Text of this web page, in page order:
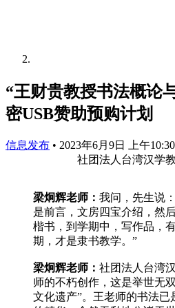
“王财贵教授书法概论
密USB赞助预购计划
信息发布 • 2023年6月9日 上午10:30
社团法人台湾汉学
梁炯辉老师： 我问，先生说
是前言，文房四宝介绍，然
楷书，到学期中，写作品，
期，才是隶书教学。”
梁炯辉老师： 社团法人台湾
师的不朽创作，这是举世无
文化遗产”。王老师的书法已